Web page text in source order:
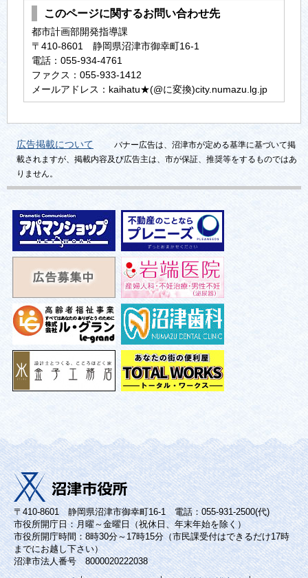
このページに関するお問い合わせ先
都市計画部開発指導課
〒410-8601 静岡県沼津市御幸町16-1
電話：055-934-4761
ファクス：055-933-1412
メールアドレス：kaihatu★(@に変換)city.numazu.lg.jp
広告掲載について
バナー広告は、沼津市が定める基準に基づいて掲
載されますが、掲載内容及び広告主は、市が保証、推奨等をするものではあ
りません。
〒410-8601 静岡県沼津市御幸町16-1 電話：055-931-2500(代)
市役所開庁日：月曜～金曜日（祝休日、年末年始を除く）
市役所開庁時間：8時30分～17時15分（市民課受付はできるだけ17時
までにお越し下さい）
沼津市法人番号 8000020222038